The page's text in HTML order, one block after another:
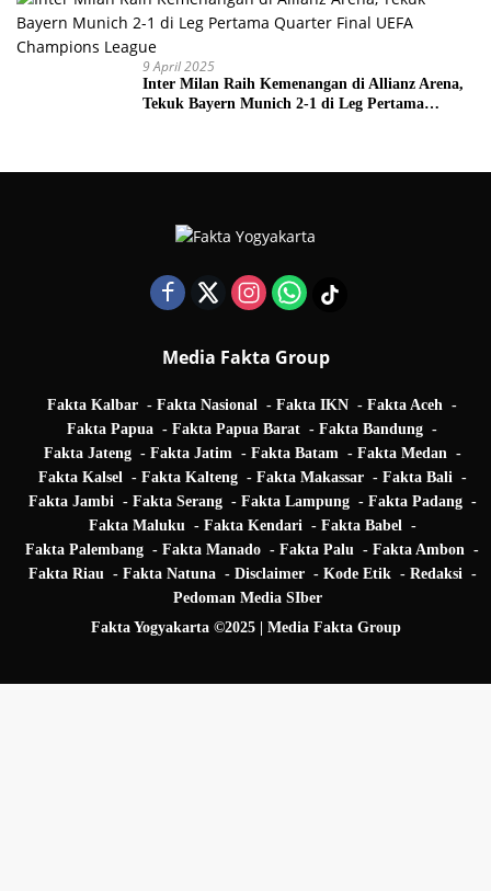
9 April 2025
Inter Milan Raih Kemenangan di Allianz Arena,
Tekuk Bayern Munich 2-1 di Leg Pertama
Media Fakta Group
Fakta Kalbar Fakta Nasional Fakta IKN
Fakta Aceh
Fakta Papua
Fakta Papua Barat
Fakta Bandung
Fakta Jateng
Fakta Jatim Fakta Batam
Fakta Medan
Fakta Kalsel
Fakta Kalteng Fakta Makassar
Fakta Bali
Fakta Jambi
Fakta Serang Fakta Lampung
Fakta Padang
Fakta Maluku
Fakta Kendari
Fakta Babel
Fakta Palembang
Fakta Manado Fakta Palu
Fakta Ambon
Fakta Riau
Fakta Natuna Disclaimer Kode Etik
Redaksi
Pedoman Media SIber
Fakta Yogyakarta ©2025 | Media Fakta Group